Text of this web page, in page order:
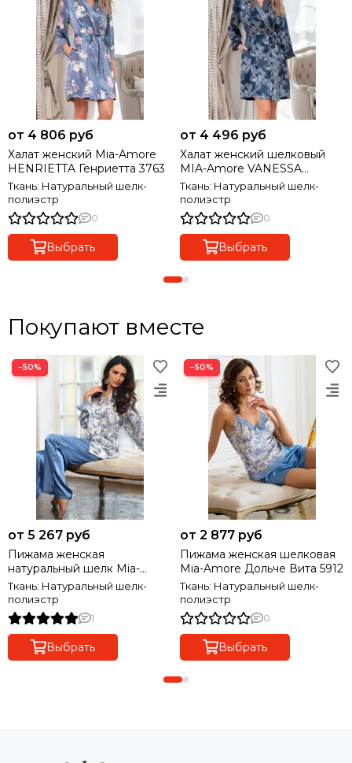
от 4 806 руб
Халат женский Mia-Amore
HENRIETTA Генриетта 3763
Ткань: Натуральный шелк-
полиэстр
0
Выбрать
от 4 496 руб
Халат женский шелковый
MIA-Amore VANESSA
ВАНЕСА 3773
Ткань: Натуральный шелк-
полиэстр
0
Выбрать
Покупают вместе
−50%
от 5 267 руб
Пижама женская
натуральный шелк Mia-
Amore Дольче Вита 5916
Ткань: Натуральный шелк-
полиэстр
1
Выбрать
−50%
от 2 877 руб
Пижама женская шелковая
Mia-Amore Дольче Вита 5912
Ткань: Натуральный шелк-
полиэстр
0
Выбрать